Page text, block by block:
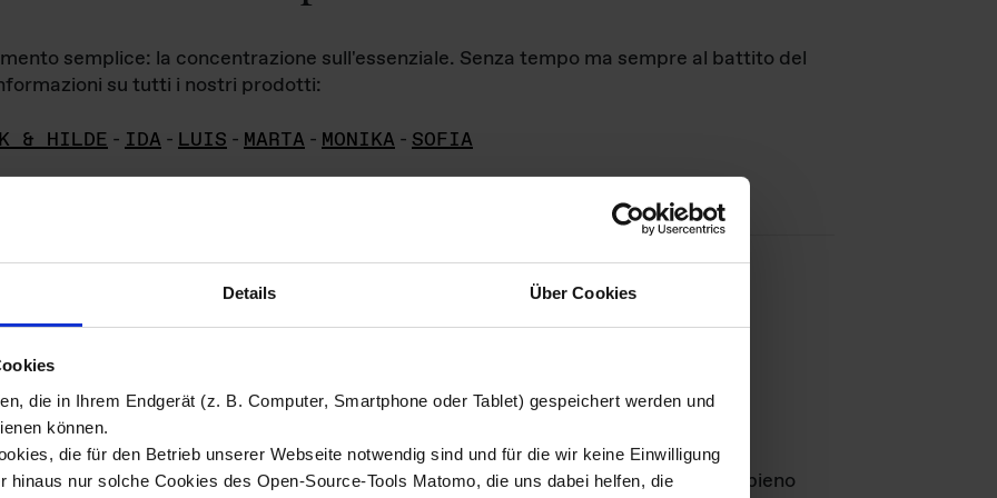
Details Über Cookies
die in Ihrem Endgerät (z. B. Computer, Smartphone oder Tablet) gespeichert werden und
können.
die für den Betrieb unserer Webseite notwendig sind und für die wir keine Einwilligung
hinaus nur solche Cookies des Open-Source-Tools Matomo, die uns dabei helfen, die
semplice: la concentrazione sull'essenziale. Senza tempo ma sempre al battito del
su tutti i nostri prodotti:
& HILDE - IDA - LUIS - MARTA - MONIKA - SOFIA
di immagini
materiale fotografico sono detenuti daDas ganze LebenGmbH e rimangono in pieno